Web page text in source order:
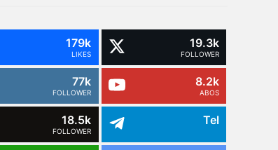
179k
LIKES
19.3k
FOLLOWER
77k
FOLLOWER
8.2k
ABOS
18.5k
FOLLOWER
Tel